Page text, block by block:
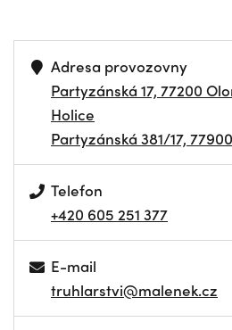
Adresa provozovny
Partyzánská 17, 77200
Holice
Partyzánská 381/17,
Telefon
+420 605 251 377
E-mail
truhlarstvi@malenek.cz